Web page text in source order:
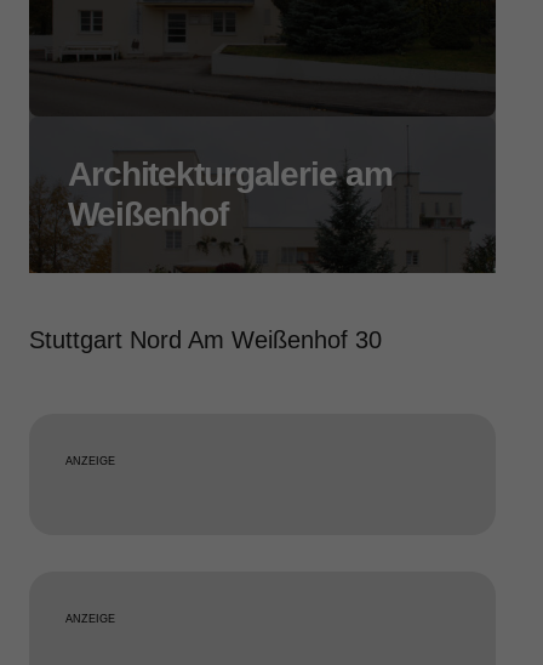
Architekturgalerie am
Weißenhof
Stuttgart Nord Am Weißenhof 30
ANZEIGE
ANZEIGE